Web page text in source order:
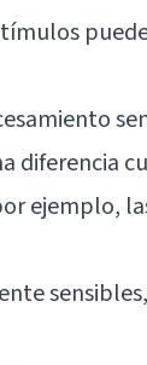
diferencia
ejemplo,